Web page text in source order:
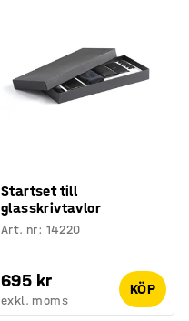
Startset till
glasskrivtavlor
Art. nr: 14220
695 kr
exkl. moms
KÖP